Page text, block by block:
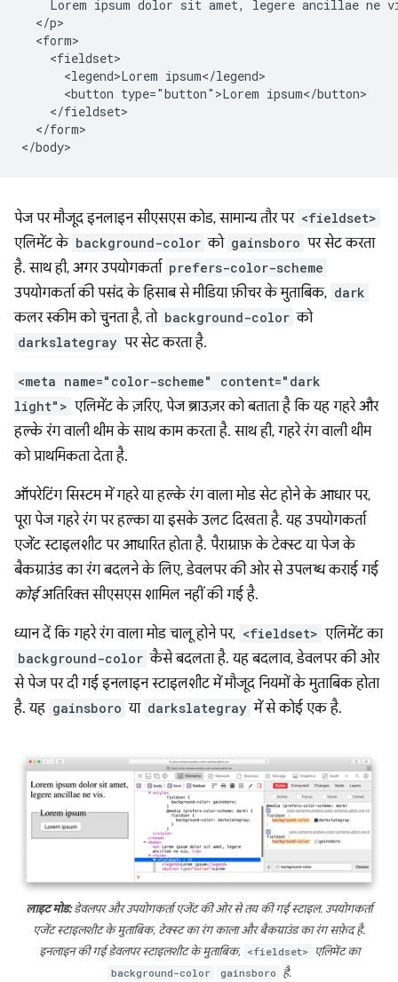
Lorem ipsum dolor sit amet, legere ancillae ne
  </p>
  <form>
    <fieldset>
      <legend>Lorem ipsum</legend>
      <button type="button">Lorem ipsum</button>
    </fieldset>
  </form>
पेज पर मौजूद इनलाइन सीएसएस कोड, सामान्य तौर पर <fieldset>
एलिमेंट के background-color को gainsboro पर सेट करता
है. साथ ही, अगर उपयोगकर्ता prefers-color-scheme
उपयोगकर्ता की पसंद के हिसाब से मीडिया फ़ीचर के मुताबिक, dark
कलर स्कीम को चुनता है, तो background-color को
darkslategray पर सेट करता है.
<meta name="color-scheme" content="dark
light"> एलिमेंट के ज़रिए, पेज ब्राउज़र को बताता है कि यह गहरे और
हल्के रंग वाली थीम के साथ काम करता है. साथ ही, गहरे रंग वाली थीम
को प्राथमिकता देता है.
ऑपरेटिंग सिस्टम में गहरे या हल्के रंग वाला मोड सेट होने के आधार पर,
पूरा पेज गहरे रंग पर हल्का या इसके उलट दिखता है. यह उपयोगकर्ता
एजेंट स्टाइलशीट पर आधारित होता है. पैराग्राफ़ के टेक्स्ट या पेज के
बैकग्राउंड का रंग बदलने के लिए, डेवलपर की ओर से उपलब्ध कराई गई
कोईअतिरिक्त सीएसएस शामिल नहीं की गई है.
ध्यान दें कि गहरे रंग वाला मोड चालू होने पर, <fieldset> एलिमेंट का
background-color कैसे बदलता है. यह बदलाव, डेवलपर की ओर
से पेज पर दी गई इनलाइन स्टाइलशीट में मौजूद नियमों के मुताबिक होता
है. यह gainsboro या darkslategray में से कोई एक है.
लाइट मोड:डेवलपर और उपयोगकर्ता एजेंट की ओर से तय की गई स्टाइल. उपयोगकर्ता
एजेंट स्टाइलशीट के मुताबिक, टेक्स्ट का रंग काला और बैकग्राउंड का रंग सफ़ेद है.
इनलाइन की गई डेवलपर स्टाइलशीट के मुताबिक, <fieldset> एलिमेंट का
background-color gainsboro है.